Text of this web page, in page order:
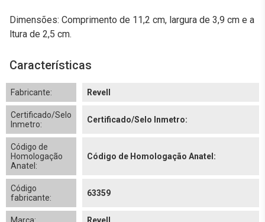
Dimensões: Comprimento de 11,2 cm, largura de 3,9 cm e a
ltura de 2,5 cm.
Características
Fabricante: Revell
Certificado/Selo
Inmetro:
Certificado/Selo Inmetro:
Código de
Homologação
Anatel:
Código de Homologação Anatel:
Código
fabricante:
63359